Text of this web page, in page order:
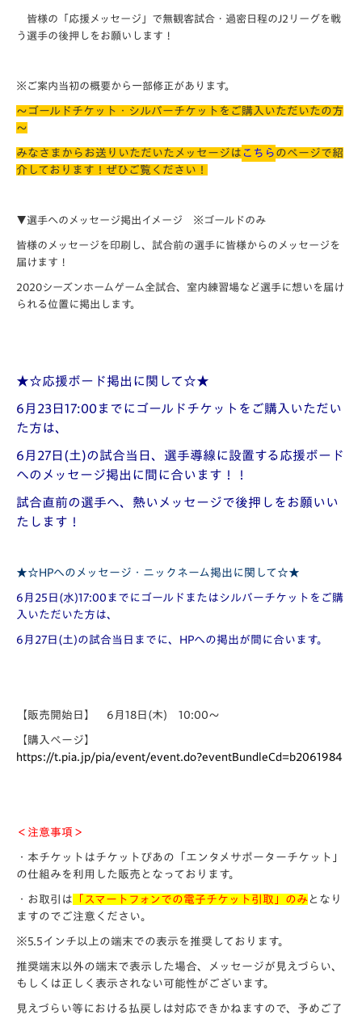
皆様の「応援メッセージ」で無観客試合・過密日程のJ2リーグを戦
う選手の後押しをお願いします！
※ご案内当初の概要から一部修正があります。
～ゴールドチケット・シルバーチケットをご購入いただいたの方
～
みなさまからお送りいただいたメッセージは こちら のページで紹
介しております！ぜひご覧ください！
▼選手へのメッセージ掲出イメージ ※ ゴールドのみ
皆様のメッセージを印刷し、試合前の選手に皆様からのメッセージを
届けます！
2020シーズンホームゲーム全試合、室内練習場など選手に想いを届け
られる位置に掲出します。
★☆応援ボード掲出に関して☆★
6月23日17:00までにゴールドチケットをご購入いただい
た方は、
6月27日(土)の試合当日、選手導線に設置する応援ボード
へのメッセージ掲出に間に合います！！
試合直前の選手へ、熱いメッセージで後押しをお願いい
たします！
★☆HPへのメッセージ・ニックネーム掲出に関して☆★
6月25日(水)17:00までにゴールドまたはシルバーチケットをご購
入いただいた方は、
6月27日(土)の試合当日までに、HPへの掲出が間に合います。
【販売開始日】 6月18日(木) 10:00～
【購入ページ】
https://t.pia.jp/pia/event/event.do?eventBundleCd=b2061984
＜注意事項＞
・本チケットはチケットぴあの「エンタメサポーターチケット」
の仕組みを利用した販売となっております。
・お取引は 「スマートフォンでの電子チケット引取」のみ となり
ますのでご注意ください。
※5.5インチ以上の端末での表示を推奨しております。
推奨端末以外の端末で表示した場合、メッセージが見えづらい、
もしくは正しく表示されない可能性がございます。
見えづらい等における払戻しは対応できかねますので、予めご了